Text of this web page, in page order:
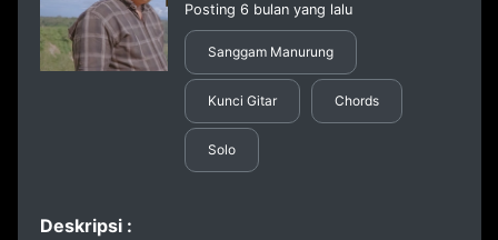
Posting 6 bulan yang lalu
Sanggam Manurung
Kunci Gitar Chords
Solo
Deskripsi :